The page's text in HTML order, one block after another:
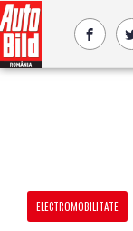
ELECTROMOBILITATE